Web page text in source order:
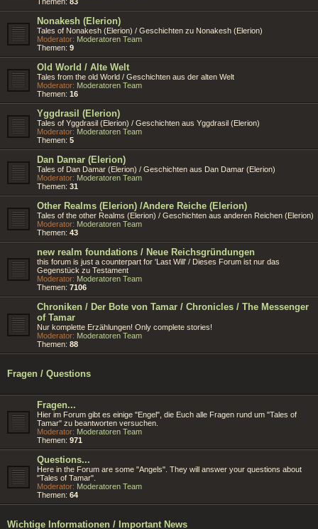
Nonakesh (Elerion)
Tales of Nonakesh (Elerion) / Geschichten zu Nonakesh (Elerion)
Moderator: Moderatoren Team
Themen: 9
Old World / Alte Welt
Tales from the old World / Geschichten aus der alten Welt
Moderator: Moderatoren Team
Themen: 16
Yggdrasil (Elerion)
Tales of Yggdrasil (Elerion) / Geschichten aus Yggdrasil (Elerion)
Moderator: Moderatoren Team
Themen: 5
Dan Damar (Elerion)
Tales of Dan Damar (Elerion) / Geschichten aus Dan Damar (Elerion)
Moderator: Moderatoren Team
Themen: 31
Other Realms (Elerion) /Andere Reiche (Elerion)
Tales of the other Realms (Elerion) / Geschichten aus anderen Reichen (Elerion)
Moderator: Moderatoren Team
Themen: 43
new realm foundations / Neue Reichsgründungen
this forum is just a counterpart for 'Last Will' / Dieses Forum ist nur das
Gegenstück zu Testament
Moderator: Moderatoren Team
Themen: 7106
Chroniken / Der Bote von Tamar / Chronicles / The Messenger
of Tamar
Nur komplette Erzählungen! Only complete stories!
Moderator: Moderatoren Team
Themen: 88
Fragen / Questions
Fragen...
Hier im Forum gibt es einige "Engel", die Euch alle Fragen rund um "Tales of
Tamar" zu beantworten versuchen.
Moderator: Moderatoren Team
Themen: 971
Questions...
Here in the Forum are some "Angels". They will answer your questions about
"Tales of Tamar".
Moderator: Moderatoren Team
Themen: 64
Wichtige Informationen / Important News